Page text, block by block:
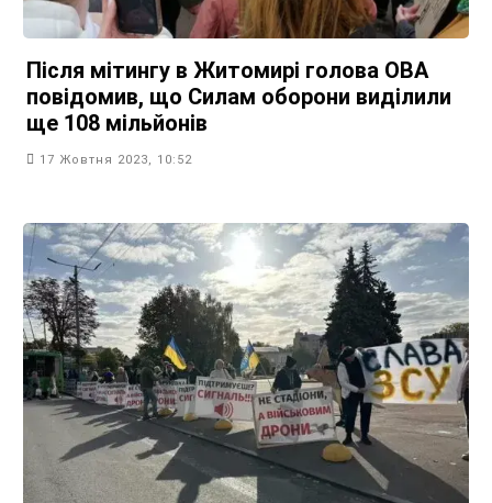
Після мітингу в Житомирі голова ОВА
повідомив, що Силам оборони виділили
ще 108 мільйонів
17 Жовтня 2023, 10:52